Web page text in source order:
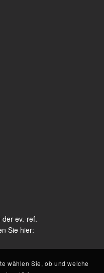
ev.-ref.
Sie hier:
wählen Sie, ob und welche